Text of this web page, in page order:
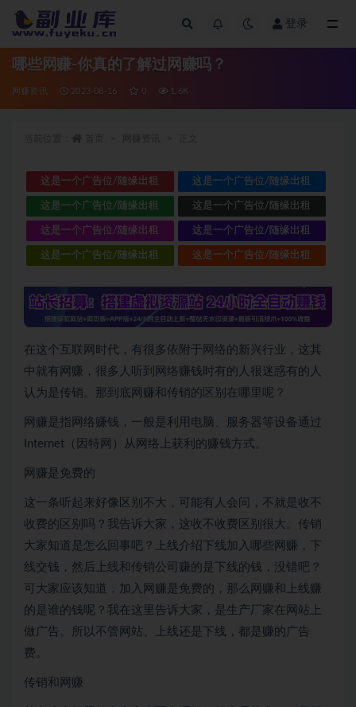
登录
哪些网赚-你真的了解过网赚吗？
网赚资讯 2023-08-16 0 1.6K
这是一个广告位/随缘出租 这是一个广告位/随缘出租
这是一个广告位/随缘出租 这是一个广告位/随缘出租
这是一个广告位/随缘出租 这是一个广告位/随缘出租
这是一个广告位/随缘出租 这是一个广告位/随缘出租
在这个互联网时代，有很多依附于网络的新兴行业，这其
中就有网赚，很多人听到网络赚钱时有的人很迷惑有的人
认为是传销。那到底网赚和传销的区别在哪里呢？
网赚是指网络赚钱，一般是利用电脑、服务器等设备通过
Internet（因特网）从网络上获利的赚钱方式。
网赚是免费的
这一条听起来好像区别不大，可能有人会问，不就是收不
收费的区别吗？我告诉大家，这收不收费区别很大。传销
大家知道是怎么回事吧？上线介绍下线加入哪些网赚，下
线交钱，然后上线和传销公司赚的是下线的钱，没错吧？
可大家应该知道，加入网赚是免费的，那么网赚和上线赚
的是谁的钱呢？我在这里告诉大家，是生产厂家在网站上
做广告。所以不管网站、上线还是下线，都是赚的广告
费。
传销和网赚